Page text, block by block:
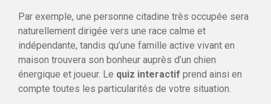
Par exemple, une personne citadine très occupée sera
naturellement dirigée vers une race calme et
indépendante, tandis qu’une famille active vivant en
maison trouvera son bonheur auprès d’un chien
énergique et joueur. Le quiz interactif prend ainsi en
compte toutes les particularités de votre situation.